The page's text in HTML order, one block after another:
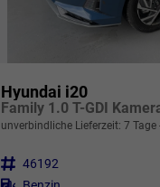
Hyundai i20
unverbindliche Lieferzeit: 7 Tage
Fahrzeugnr. 46192